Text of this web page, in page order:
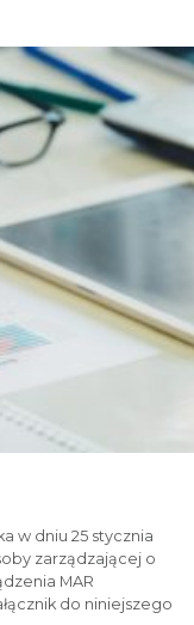
w dniu 25 stycznia
zarządzającej o
MAR
do niniejszego